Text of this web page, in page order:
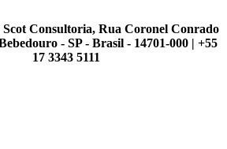
Consultoria, Rua Coronel Conrado
- SP - Brasil - 14701-000 | +55
17 3343 5111